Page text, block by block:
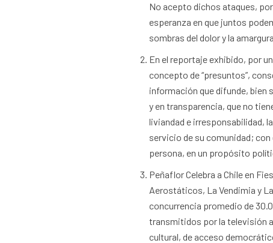
No acepto dichos ataques,
esperanza en que juntos
sombras del dolor y la
En el reportaje exhibido, por
concepto de “presuntos”,
información que difunde, bien
y en transparencia, que no
liviandad e irresponsabilidad,
servicio de su comunidad; con
persona, en un propósito
Peñaflor Celebra a Chile en
Aerostáticos, La Vendimia y
concurrencia promedio de
transmitidos por la televisión
cultural, de acceso